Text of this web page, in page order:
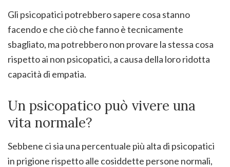
Gli psicopatici potrebbero sapere cosa stanno
facendo e che ciò che fanno è tecnicamente
sbagliato, ma potrebbero non provare la stessa cosa
rispetto ai non psicopatici, a causa della loro ridotta
capacità di empatia.
Un psicopatico può vivere una
vita normale?
Sebbene ci sia una percentuale più alta di psicopatici
in prigione rispetto alle cosiddette persone normali,